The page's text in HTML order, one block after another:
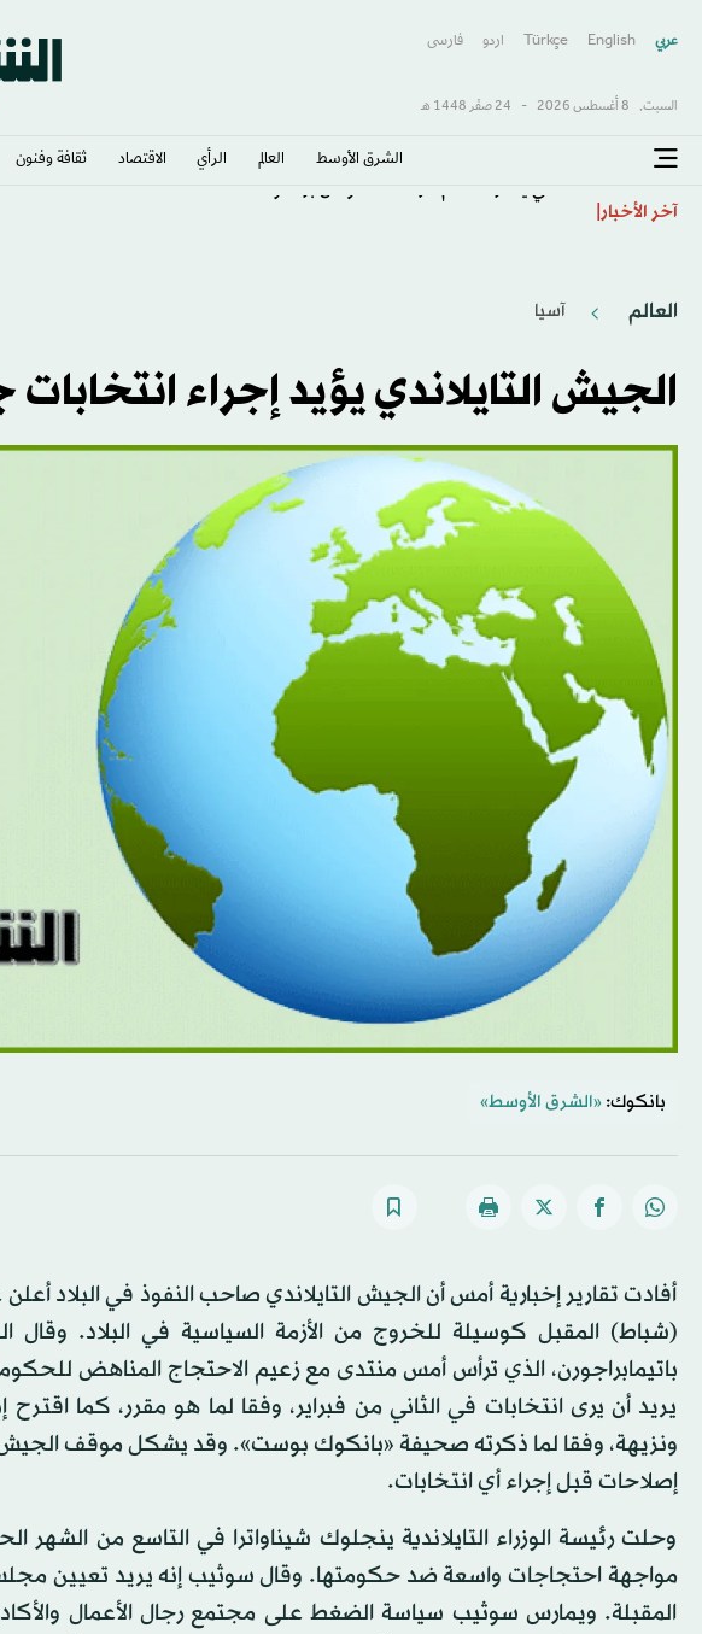
عربي English
Türkçe اردو فارسى
السبت, 8 أغسطس 2026 - 24 صفَر 1448 هـ
الشرق الأوسط​ العالم الرأي الاقتصاد ثقافة وفنون
آخر الأخبار
العالم آسيا
الجيش التايلاندي يؤيد إجراء
بانكوك: «الشرق الأوسط»
أفادت تقارير إخبارية أمس أن الجيش التايلاندي صاحب النفوذ في البلاد
(شباط) المقبل كوسيلة للخروج من الأزمة السياسية في البلاد. وقال
باتيمابراجورن، الذي ترأس أمس منتدى مع زعيم الاحتجاج المناهض
يريد أن يرى انتخابات في الثاني من فبراير، وفقا لما هو مقرر، كما
ونزيهة، وفقا لما ذكرته صحيفة «بانكوك بوست». وقد يشكل موقف
إصلاحات قبل إجراء أي انتخابات.
وحلت رئيسة الوزراء التايلاندية ينجلوك شيناواترا في التاسع من الشهر
مواجهة احتجاجات واسعة ضد حكومتها. وقال سوثيب إنه يريد تعيين
المقبلة. ويمارس سوثيب سياسة الضغط على مجتمع رجال الأعمال